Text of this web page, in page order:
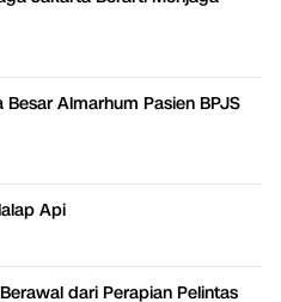
Almarhum Pasien BPJS
Api
dari Perapian Pelintas